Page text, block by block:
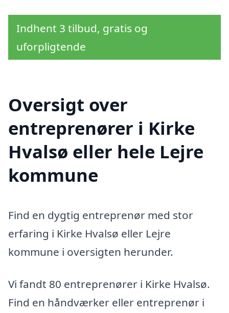
Indhent 3 tilbud, gratis og
uforpligtende
Oversigt over
entreprenører i Kirke
Hvalsø eller hele Lejre
kommune
Find en dygtig entreprenør med stor
erfaring i Kirke Hvalsø eller Lejre
kommune i oversigten herunder.
Vi fandt 80 entreprenører i Kirke Hvalsø.
Find en håndværker eller entreprenør i